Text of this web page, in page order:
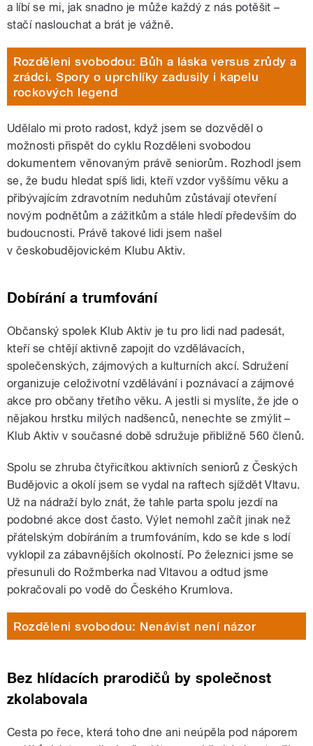
a líbí se mi, jak snadno je může každý z nás potěšit –
stačí naslouchat a brát je vážně.
Rozděleni svobodou: Bůh a láska versus zrůdy a
zrádci. Spory o uprchlíky zadusily i kapelu
rockových legend
Udělalo mi proto radost, když jsem se dozvěděl o
možnosti přispět do cyklu Rozděleni svobodou
dokumentem věnovaným právě seniorům. Rozhodl jsem
se, že budu hledat spíš lidi, kteří vzdor vyššímu věku a
přibývajícím zdravotním neduhům zůstávají otevření
novým podnětům a zážitkům a stále hledí především do
budoucnosti. Právě takové lidi jsem našel
v českobudějovickém Klubu Aktiv.
Dobírání a trumfování
Občanský spolek Klub Aktiv je tu pro lidi nad padesát,
kteří se chtějí aktivně zapojit do vzdělávacích,
společenských, zájmových a kulturních akcí. Sdružení
organizuje celoživotní vzdělávání i poznávací a zájmové
akce pro občany třetího věku. A jestli si myslíte, že jde o
nějakou hrstku milých nadšenců, nenechte se zmýlit –
Klub Aktiv v současné době sdružuje přibližně 560 členů.
Spolu se zhruba čtyřicítkou aktivních seniorů z Českých
Budějovic a okolí jsem se vydal na raftech sjíždět Vltavu.
Už na nádraží bylo znát, že tahle parta spolu jezdí na
podobné akce dost často. Výlet nemohl začít jinak než
přátelským dobíráním a trumfováním, kdo se kde s lodí
vyklopil za zábavnějších okolností. Po železnici jsme se
přesunuli do Rožmberka nad Vltavou a odtud jsme
pokračovali po vodě do Českého Krumlova.
Rozděleni svobodou: Nenávist není názor
Bez hlídacích prarodičů by společnost
zkolabovala
Cesta po řece, která toho dne ani neúpěla pod náporem